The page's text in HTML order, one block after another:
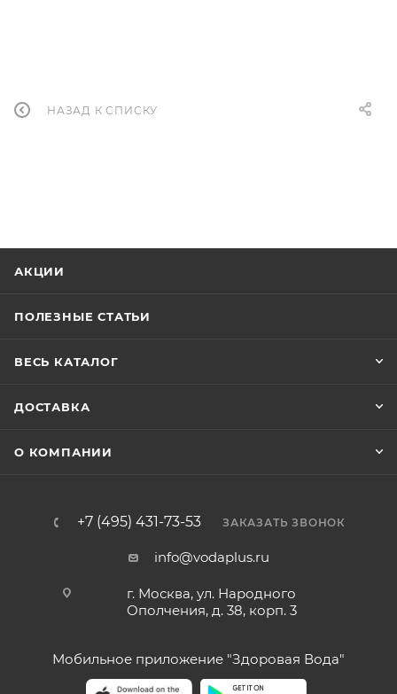
НАЗАД К СПИСКУ
АКЦИИ
ПОЛЕЗНЫЕ СТАТЬИ
ВЕСЬ КАТАЛОГ
ДОСТАВКА
О КОМПАНИИ
+7 (495) 431-73-53 ЗАКАЗАТЬ ЗВОНОК
info@vodaplus.ru
г. Москва, ул. Народного
Ополчения, д. 38, корп. 3
Мобильное приложение "Здоровая Вода"